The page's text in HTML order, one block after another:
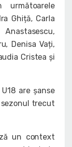
Ghiță, Carla
Denisa Vați,
Cristea și
are șanse
trecut
un context